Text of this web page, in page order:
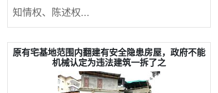
知情权、陈述权...
原有宅基地范围内翻建有安全隐患房屋，政府不能
机械认定为违法建筑一拆了之